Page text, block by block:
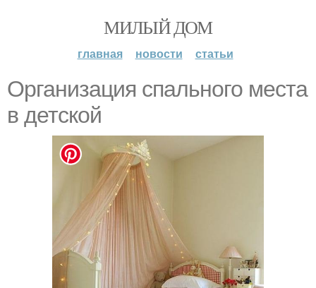
МИЛЫЙ ДОМ
главная новости статьи
Организация спального места
в детской